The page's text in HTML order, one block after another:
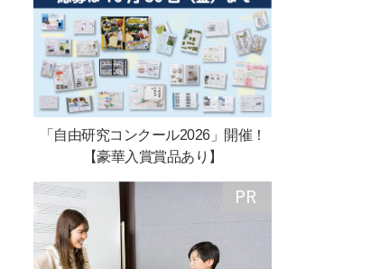
「自由研究コンクール2026」開催！
【豪華入賞賞品あり】